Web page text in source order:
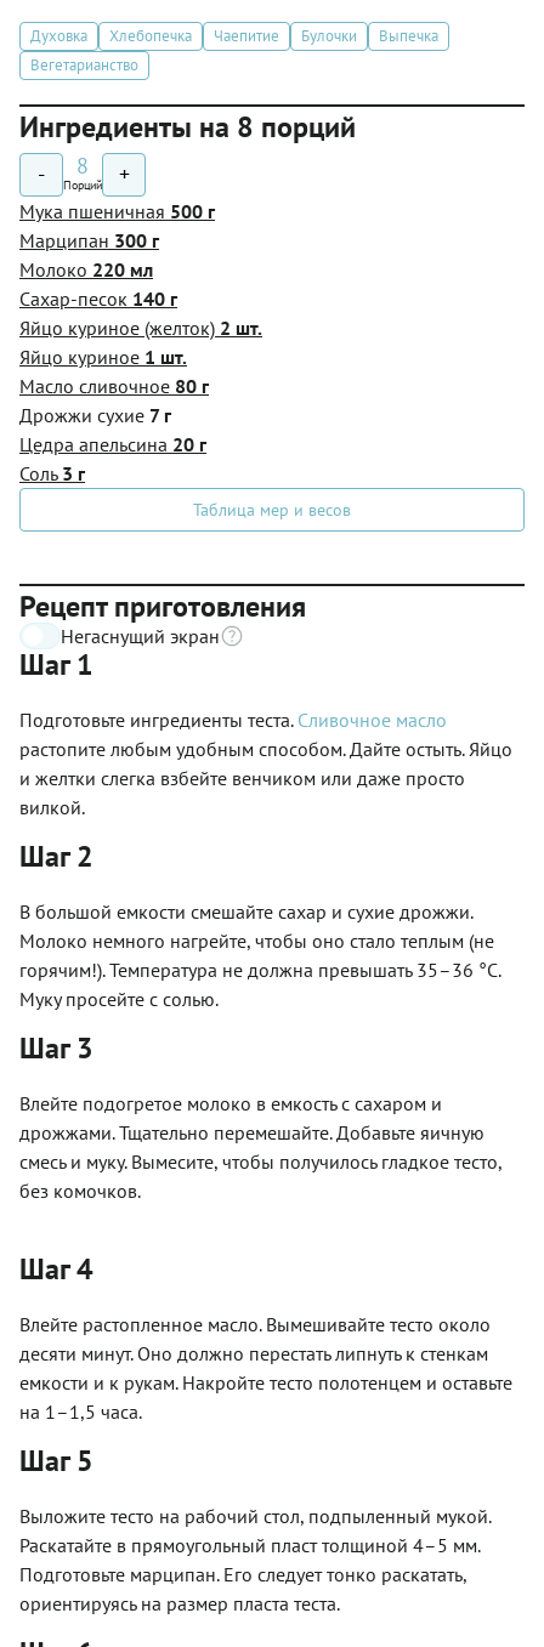
Духовка Хлебопечка Чаепитие Булочки
Выпечка
Вегетарианство
Ингредиенты на 8 порций
- 8
Порций +
Мука пшеничная 500 г
Марципан 300 г
Молоко 220 мл
Сахар-песок 140 г
Яйцо куриное (желток) 2 шт.
Яйцо куриное 1 шт.
Масло сливочное 80 г
Дрожжи сухие 7 г
Цедра апельсина 20 г
Соль 3 г
Таблица мер и весов
Рецепт приготовления
Негаснущий экран
Шаг 1
Подготовьте ингредиенты теста. Сливочное масло
растопите любым удобным способом. Дайте остыть. Яйцо
и желтки слегка взбейте венчиком или даже просто
вилкой.
Шаг 2
В большой емкости смешайте сахар и сухие дрожжи.
Молоко немного нагрейте, чтобы оно стало теплым (не
горячим!). Температура не должна превышать 35–36 °C.
Муку просейте с солью.
Шаг 3
Влейте подогретое молоко в емкость с сахаром и
дрожжами. Тщательно перемешайте. Добавьте яичную
смесь и муку. Вымесите, чтобы получилось гладкое тесто,
без комочков.
Шаг 4
Влейте растопленное масло. Вымешивайте тесто около
десяти минут. Оно должно перестать липнуть к стенкам
емкости и к рукам. Накройте тесто полотенцем и оставьте
на 1–1,5 часа.
Шаг 5
Выложите тесто на рабочий стол, подпыленный мукой.
Раскатайте в прямоугольный пласт толщиной 4–5 мм.
Подготовьте марципан. Его следует тонко раскатать,
ориентируясь на размер пласта теста.